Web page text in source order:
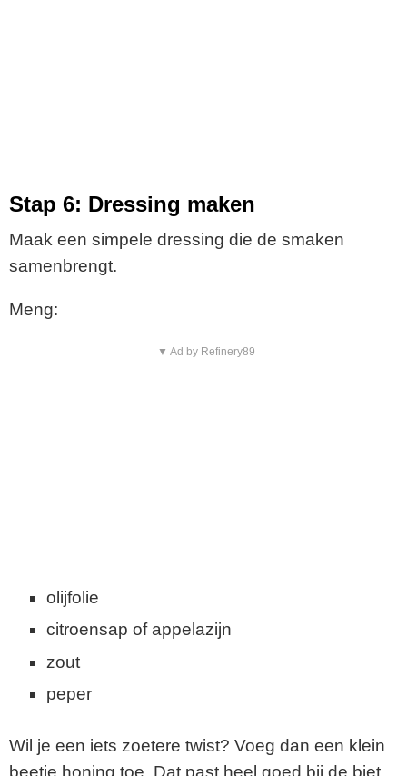
Stap 6: Dressing maken
Maak een simpele dressing die de smaken
samenbrengt.
Meng:
▼ Ad by Refinery89
olijfolie
citroensap of appelazijn
zout
peper
Wil je een iets zoetere twist? Voeg dan een klein
beetje honing toe. Dat past heel goed bij de biet